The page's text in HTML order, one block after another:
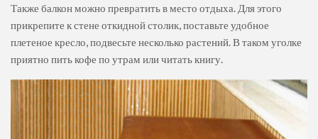
Также балкон можно превратить в место отдыха. Для этого
прикрепите к стене откидной столик, поставьте удобное
плетеное кресло, подвесьте несколько растений. В таком уголке
приятно пить кофе по утрам или читать книгу.